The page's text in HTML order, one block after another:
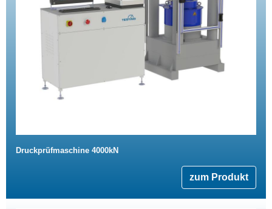
Druckprüfmaschine 4000kN
zum Produkt